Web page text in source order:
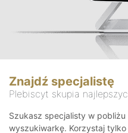
Znajdź specjalistę
Plebiscyt skupia
Szukasz specjalisty w
wyszukiwarkę. Korzystaj tylko